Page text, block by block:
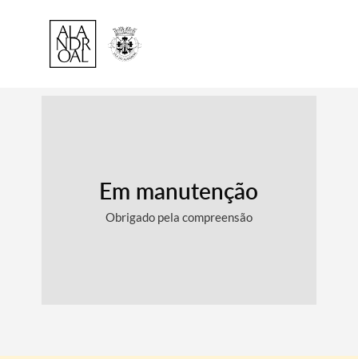
Em manutenção
Obrigado pela compreensão